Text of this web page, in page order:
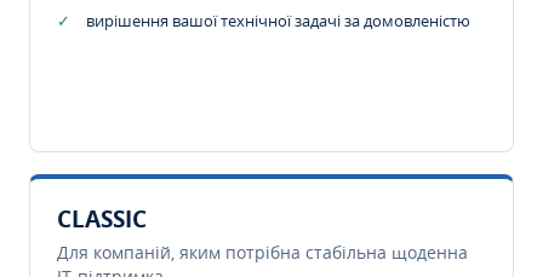
вирішення вашої технічної задачі за домовленістю
CLASSIC
Для компаній, яким потрібна стабільна щоденна